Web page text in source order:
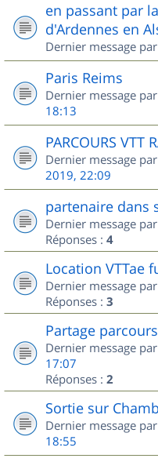
en passant par
d'Ardennes en
Dernier message par
Paris Reims
Dernier message par
18:13
PARCOURS VTT
Dernier message par
2019, 22:09
partenaire dans
Dernier message par
Réponses : 4
Location VTTae
Dernier message par
Réponses : 3
Partage
Dernier message par
17:07
Réponses : 2
Sortie sur
Dernier message par
18:55